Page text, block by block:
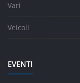
Vari
Veicoli
EVENTI